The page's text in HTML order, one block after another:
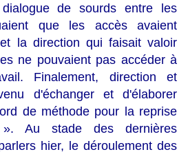
de sourds entre les
que les accès avaient
la direction qui faisait valoir
ne pouvaient pas accéder à
Finalement, direction et
d'échanger et d'élaborer
de méthode pour la reprise
». Au stade des dernières
hier, le déroulement des